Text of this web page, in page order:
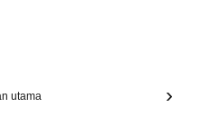
›
utama